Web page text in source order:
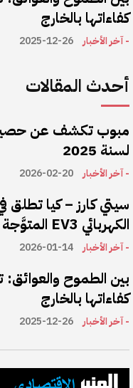
كفاءاتها بالخارج
- آخر الأخبار 2025-12-26
أحدث المقالات
مبوب تكشف عن
لسنة 2025
- آخر الأخبار 2026-02-20
سيتي كارز – كيا تطلق
الكهربائي EV3 المتوَّجة بلقب سيارة العام عالميًا
- آخر الأخبار 2026-01-14
بين الطموح
كفاءاتها بالخارج
- آخر الأخبار 2025-12-26